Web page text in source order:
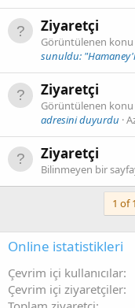
Ziyaretçi
Görüntülenen konu
sunuldu:
Ziyaretçi
Görüntülenen konu
adresini duyurdu
Ziyaretçi
Bilinmeyen bir
1 of
Online istatistikleri
Çevrim içi kullanıcılar
Çevrim içi ziyaretçiler